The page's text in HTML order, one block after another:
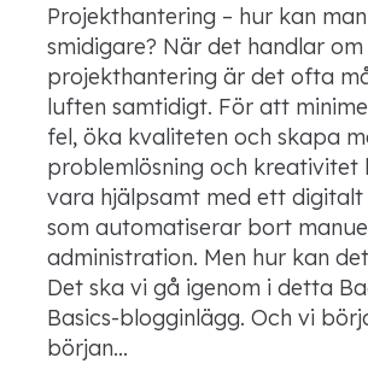
Projekthantering – hur kan
smidigare? När det handlar om
projekthantering är det ofta
luften samtidigt. För att
fel, öka kvaliteten och skapa
problemlösning och kreativitet
vara hjälpsamt med ett digitalt
som automatiserar bort
administration. Men hur kan
Det ska vi gå igenom i detta
Basics-blogginlägg. Och vi
början...